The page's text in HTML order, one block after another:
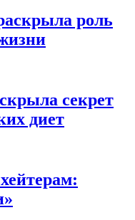
роль
секрет
диет